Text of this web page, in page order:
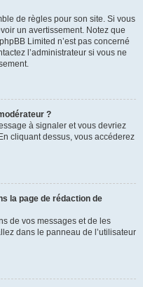
de règles pour son site. Si vous
un avertissement. Notez que
Limited n’est pas concerné
l’administrateur si vous ne
?
à signaler et vous devriez
cliquant dessus, vous accéderez
la page de rédaction de
de vos messages et de les
dans le panneau de l’utilisateur